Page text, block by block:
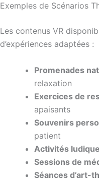
Exemples de Scénarios
Les contenus VR
d’expériences adaptées :
Promenades
relaxation
Exercices de
apaisants
Souvenirs
patient
Activités
Sessions de
Séances d’art-